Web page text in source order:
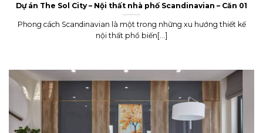
Dự án The Sol City – Nội thất nhà phố Scandinavian – Căn 01
Phong cách Scandinavian là một trong những xu hướng thiết kế
nội thất phổ biến[...]